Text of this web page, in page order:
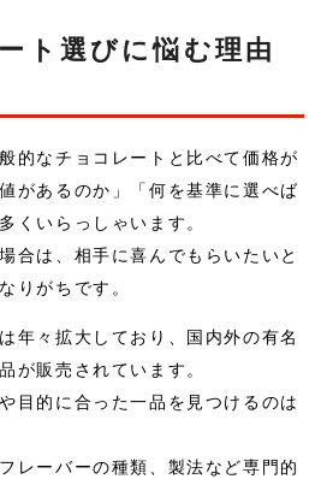
ト選びに悩む理由
的なチョコレートと比べて価格が
があるのか」「何を基準に選べば
くいらっしゃいます。
合は、相手に喜んでもらいたいと
りがちです。
年々拡大しており、国内外の有名
が販売されています。
目的に合った一品を見つけるのは
レーバーの種類、製法など専門的